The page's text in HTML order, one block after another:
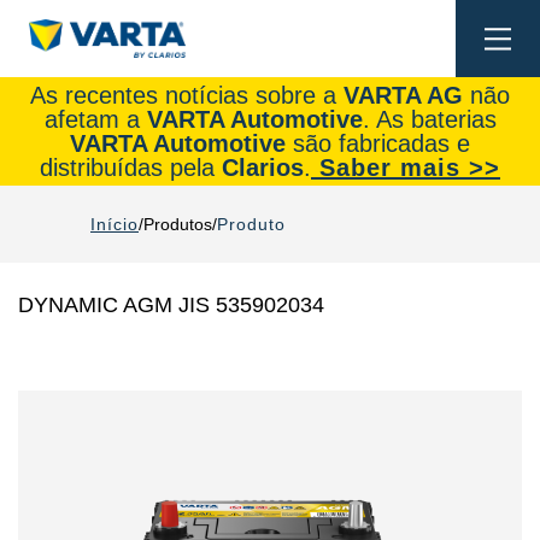
As recentes notícias sobre a VARTA AG não
afetam a VARTA Automotive. As baterias
VARTA Automotive são fabricadas e
distribuídas pela Clarios. Saber mais >>
Início Produtos Produto
DYNAMIC AGM JIS 535902034